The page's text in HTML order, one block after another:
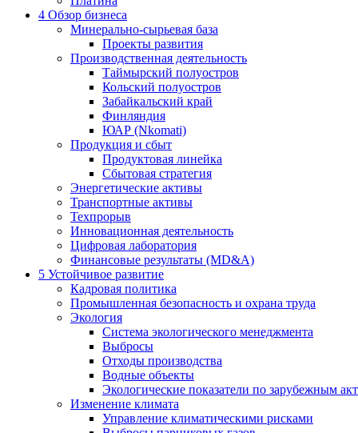
4 Обзор бизнеса
Минерально-сырьевая база
Проекты развития
Производственная деятельность
Таймырский полуостров
Кольский полуостров
Забайкальский край
Финляндия
ЮАР (Nkomati)
Продукция и сбыт
Продуктовая линейка
Сбытовая стратегия
Энергетические активы
Транспортные активы
Техпрорыв
Инновационная деятельность
Цифровая лаборатория
Финансовые результаты (MD&A)
5 Устойчивое развитие
Кадровая политика
Промышленная безопасность и охрана труда
Экология
Система экологического менеджмента
Выбросы
Отходы производства
Водные объекты
Экологические показатели по зарубежным
Изменение климата
Управление климатическими рисками